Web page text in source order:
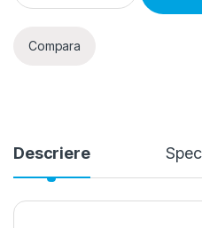
Compara
Descriere